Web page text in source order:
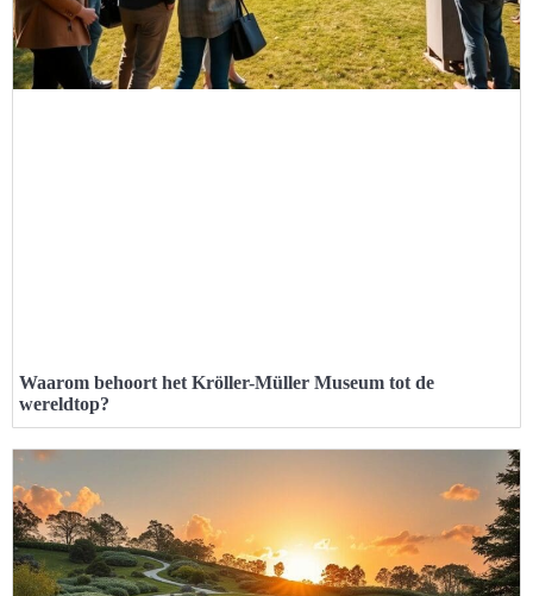
Waarom behoort het Kröller-Müller Museum tot de
wereldtop?